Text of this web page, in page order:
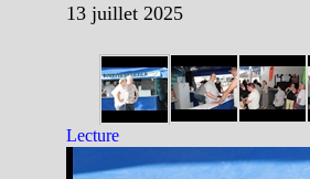
13 juillet 2025
Lecture